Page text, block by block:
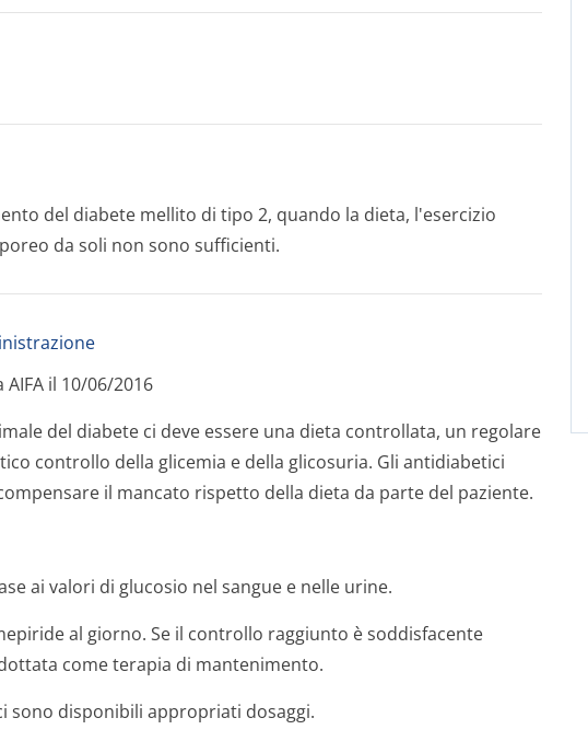
del diabete mellito di tipo 2, quando la dieta, l'esercizio
da soli non sono sufficienti.
il 10/06/2016
del diabete ci deve essere una dieta controllata, un regolare
controllo della glicemia e della glicosuria. Gli antidiabetici
il mancato rispetto della dieta da parte del paziente.
ai valori di glucosio nel sangue e nelle urine.
al giorno. Se il controllo raggiunto è soddisfacente
come terapia di mantenimento.
sono disponibili appropriati dosaggi.